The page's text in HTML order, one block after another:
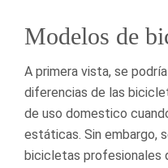
Modelos de
A primera vista, se
diferencias de las
de uso domestico
estáticas. Sin embargo,
bicicletas profesionales